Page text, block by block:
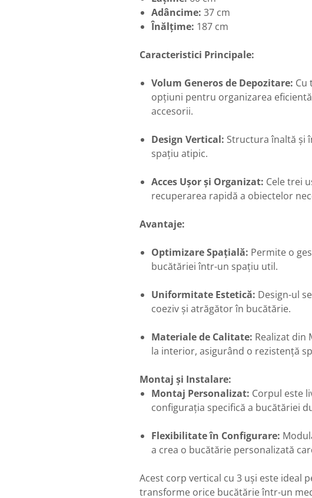
Adâncime: 37 cm
Înălțime: 187 cm
Caracteristici Principale:
Volum Generos de Depozitare: Cu
opțiuni pentru organizarea
accesorii.
Design Vertical: Structura înaltă și
spațiu atipic.
Acces Ușor și Organizat: Cele trei
recuperarea rapidă a obiectelor
Avantaje:
Optimizare Spațială: Permite o
bucătăriei într-un spațiu util.
Uniformitate Estetică: Design-ul
coeziv și atrăgător în bucătărie.
Materiale de Calitate: Realizat din
la interior, asigurând o rezistență
Montaj și Instalare:
Montaj Personalizat: Corpul este
configurația specifică a bucătăriei
Flexibilitate în Configurare:
a crea o bucătărie personalizată
Acest corp vertical cu 3 uși este ideal
transforme orice bucătărie într-un